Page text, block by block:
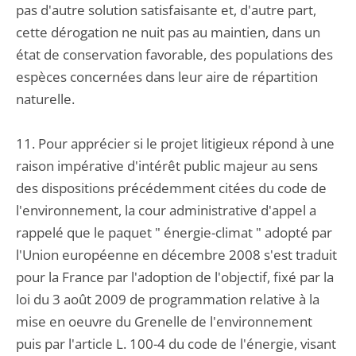
pas d'autre solution satisfaisante et, d'autre part,
cette dérogation ne nuit pas au maintien, dans un
état de conservation favorable, des populations des
espèces concernées dans leur aire de répartition
naturelle.
11. Pour apprécier si le projet litigieux répond à une
raison impérative d'intérêt public majeur au sens
des dispositions précédemment citées du code de
l'environnement, la cour administrative d'appel a
rappelé que le paquet " énergie-climat " adopté par
l'Union européenne en décembre 2008 s'est traduit
pour la France par l'adoption de l'objectif, fixé par la
loi du 3 août 2009 de programmation relative à la
mise en oeuvre du Grenelle de l'environnement
puis par l'article L. 100-4 du code de l'énergie, visant